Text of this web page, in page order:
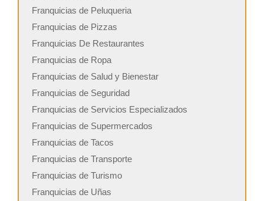
Franquicias de Peluqueria
Franquicias de Pizzas
Franquicias De Restaurantes
Franquicias de Ropa
Franquicias de Salud y Bienestar
Franquicias de Seguridad
Franquicias de Servicios Especializados
Franquicias de Supermercados
Franquicias de Tacos
Franquicias de Transporte
Franquicias de Turismo
Franquicias de Uñas